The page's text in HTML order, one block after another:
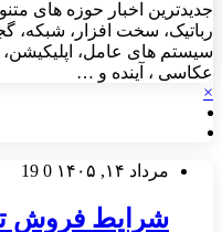
جدیدترین اخبار حوزه های
رباتیک، سخت افزار، شبکه،
سیستم های عامل، اپلیکیشن،
عکاسی ، آینده و …
×
مرداد ۱۴, ۱۴۰۵ 0
19